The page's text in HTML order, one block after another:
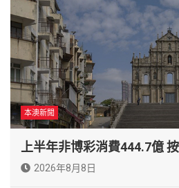
本澳新聞
上半年非博彩消費444.7億
2026年8月8日